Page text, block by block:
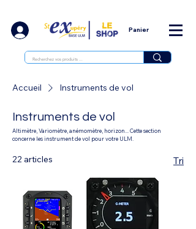
Panier
Accueil Instruments de vol
Instruments de vol
Altimètre, Variomètre, anémomètre, horizon... Cette section
concerne les instrument de vol pour votre ULM.
22 articles Tri